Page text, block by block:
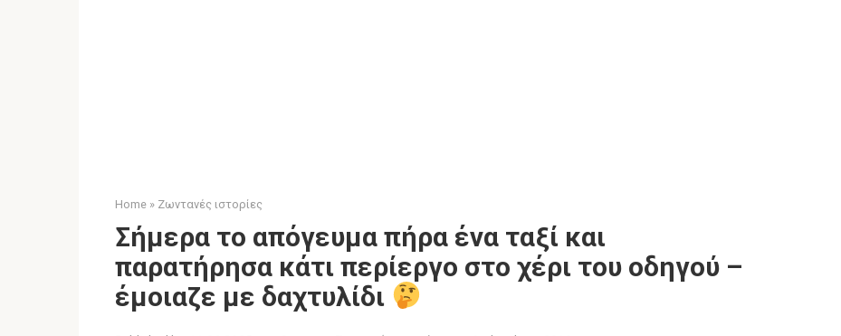
Home » Ζωντανές ιστορίες
Σήμερα το απόγευμα πήρα ένα ταξί και
παρατήρησα κάτι περίεργο στο χέρι του οδηγού –
έμοιαζε με δαχτυλίδι